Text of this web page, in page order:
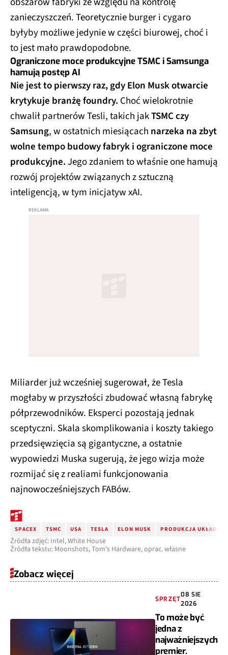
zanieczyszczeń. Teoretycznie burger i cygaro
byłyby możliwe jedynie w części biurowej, choć i
to jest mało prawdopodobne.
Ograniczone moce produkcyjne TSMC i Samsunga
hamują postęp AI
Nie jest to pierwszy raz, gdy Elon Musk otwarcie
krytykuje branżę foundry. Choć wielokrotnie
chwalił partnerów Tesli, takich jakTSMC czy
Samsung , w ostatnich miesiącach narzeka na zbyt
wolne tempo budowy fabryk i ograniczone moce
produkcyjne. Jego zdaniem to właśnie one hamują
rozwój projektów związanych z sztuczną
inteligencją, w tym inicjatyw xAI.
Miliarder już wcześniej sugerował, że Tesla
mogłaby w przyszłości zbudować własną fabrykę
półprzewodników. Eksperci pozostają jednak
sceptyczni. Skala skomplikowania i koszty takiego
przedsięwzięcia są gigantyczne, a ostatnie
wypowiedzi Muska sugerują, że jego wizja może
rozmijać się z realiami funkcjonowania
najnowocześniejszych FABów.
SPACEX TSMC USA TESLA ELON MUSK PRODUKCJA
Źródła zdjęć: Intel, White House
Źródła tekstu: Moonshots, Tom's Hardware, oprac. własne
Zobacz więcej
SPRZĘT
08 SIE
2026
To może być
jedna z
najważniejszych
premier.